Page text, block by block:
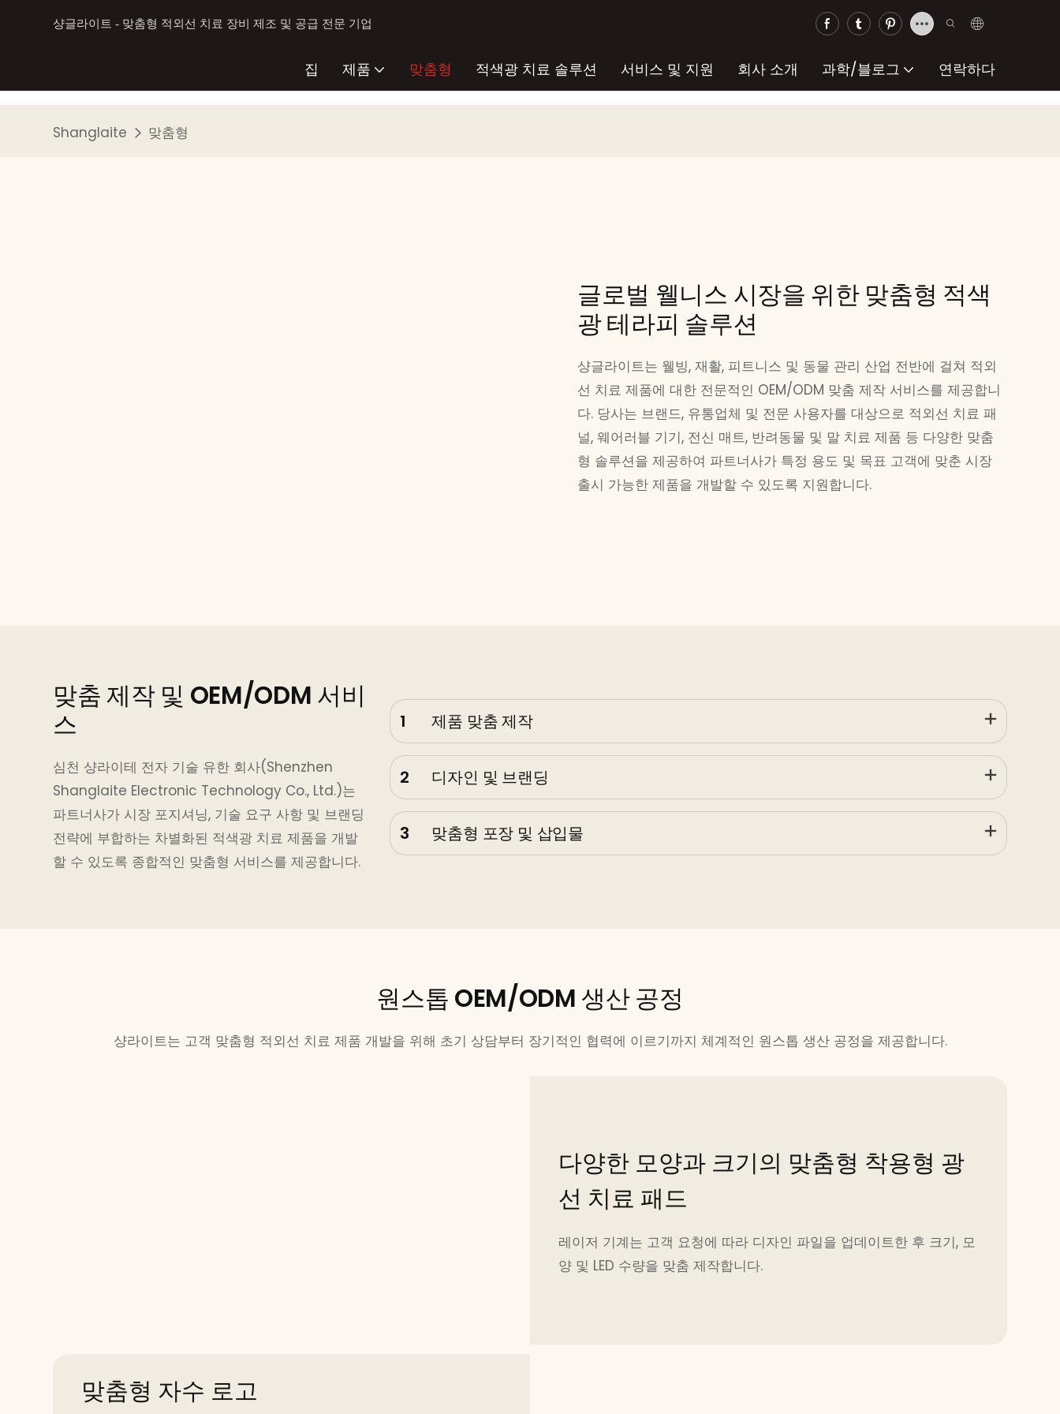
샹글라이트 - 맞춤형 적외선 치료 장비 제조 및 공급 전문 기업
집 제품 맞춤형 적색광 치료 솔루션 서비스 및 지원 회사 소개 과학/블로그 연락하다
Shanglaite 맞춤형
글로벌 웰니스 시장을 위한 맞춤형 적색
광 테라피 솔루션
샹글라이트는 웰빙, 재활, 피트니스 및 동물 관리 산업 전반에 걸쳐 적외
선 치료 제품에 대한 전문적인 OEM/ODM 맞춤 제작 서비스를 제공합니
다. 당사는 브랜드, 유통업체 및 전문 사용자를 대상으로 적외선 치료 패
널, 웨어러블 기기, 전신 매트, 반려동물 및 말 치료 제품 등 다양한 맞춤
형 솔루션을 제공하여 파트너사가 특정 용도 및 목표 고객에 맞춘 시장
출시 가능한 제품을 개발할 수 있도록 지원합니다.
맞춤 제작 및 OEM/ODM 서비
스
심천 샹라이테 전자 기술 유한 회사(Shenzhen
Shanglaite Electronic Technology Co., Ltd.)는
파트너사가 시장 포지셔닝, 기술 요구 사항 및 브랜딩
전략에 부합하는 차별화된 적색광 치료 제품을 개발
할 수 있도록 종합적인 맞춤형 서비스를 제공합니다.
1 제품 맞춤 제작
2 디자인 및 브랜딩
3 맞춤형 포장 및 삽입물
원스톱 OEM/ODM 생산 공정
샹라이트는 고객 맞춤형 적외선 치료 제품 개발을 위해 초기 상담부터 장기적인 협력에 이르기까지 체계적인 원스톱 생산 공정을 제공합니다.
다양한 모양과 크기의 맞춤형 착용형 광
선 치료 패드
레이저 기계는 고객 요청에 따라 디자인 파일을 업데이트한 후 크기, 모
양 및 LED 수량을 맞춤 제작합니다.
맞춤형 자수 로고